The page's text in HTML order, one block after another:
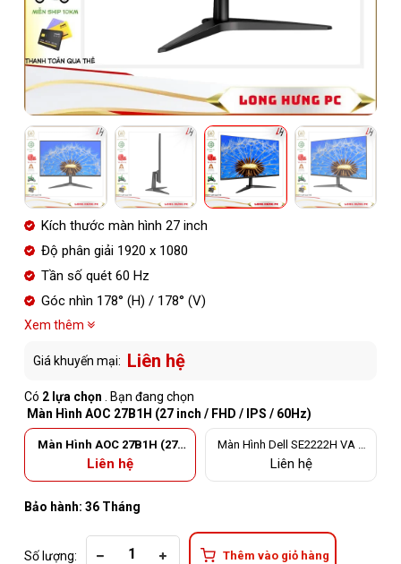
Kích thước màn hình 27 inch
Độ phân giải 1920 x 1080
Tần số quét 60 Hz
Góc nhìn 178° (H) / 178° (V)
Xem thêm
Giá khuyến mại: Liên hệ
Có 2 lựa chọn
. Bạn đang chọn
Màn Hình AOC 27B1H (27 inch / FHD / IPS / 60Hz)
Màn Hình AOC 27B1H (27 i
nch / FHD / IPS / 60Hz)
Liên hệ
Màn Hình Dell SE2222H VA F
ullHD 60Hz
Liên hệ
Bảo hành: 36 Tháng
Số lượng: Thêm vào giỏ hàng